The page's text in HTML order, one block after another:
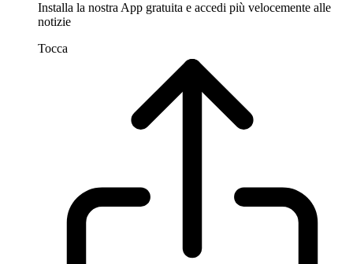
Installa la nostra App gratuita e accedi più velocemente alle
notizie
Tocca